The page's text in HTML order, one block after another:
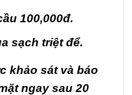
100,000đ.
sạch triệt để.
khảo sát và báo
ngay sau 20